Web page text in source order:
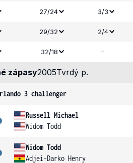
27/24 3/3
29/32 2/4
32/18 -
zápasy2005Tvrdý p.
3 challenger
Russell Michael
Widom Todd
Widom Todd
Adjei-Darko Henry